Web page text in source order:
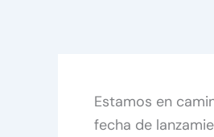
Estamos en
fecha de